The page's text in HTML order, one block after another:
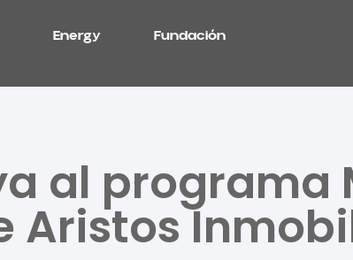
Energy Fundación
al programa
Aristos